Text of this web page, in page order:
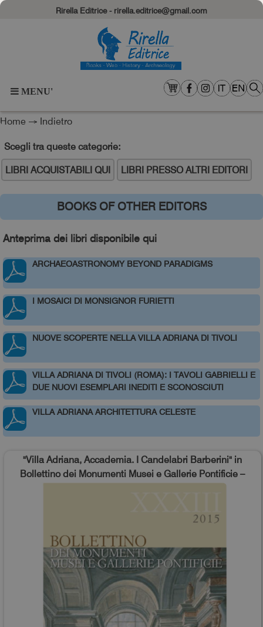
Rirella Editrice - rirella.editrice@gmail.com
MENU'
Home → Indietro
Scegli tra queste categorie:
LIBRI ACQUISTABILI QUI
LIBRI PRESSO ALTRI EDITORI
BOOKS OF OTHER EDITORS
Anteprima dei libri disponibile qui
ARCHAEOASTRONOMY BEYOND PARADIGMS
I MOSAICI DI MONSIGNOR FURIETTI
NUOVE SCOPERTE NELLA VILLA ADRIANA DI TIVOLI
VILLA ADRIANA DI TIVOLI (ROMA): I TAVOLI GABRIELLI E
DUE NUOVI ESEMPLARI INEDITI E SCONOSCIUTI
VILLA ADRIANA ARCHITETTURA CELESTE
"Villa Adriana, Accademia. I Candelabri Barberini" in
Bollettino dei Monumenti Musei e Gallerie Pontificie –
XXXIII, 2015 (A cura di Cristina Pantanella), pp. 69-98